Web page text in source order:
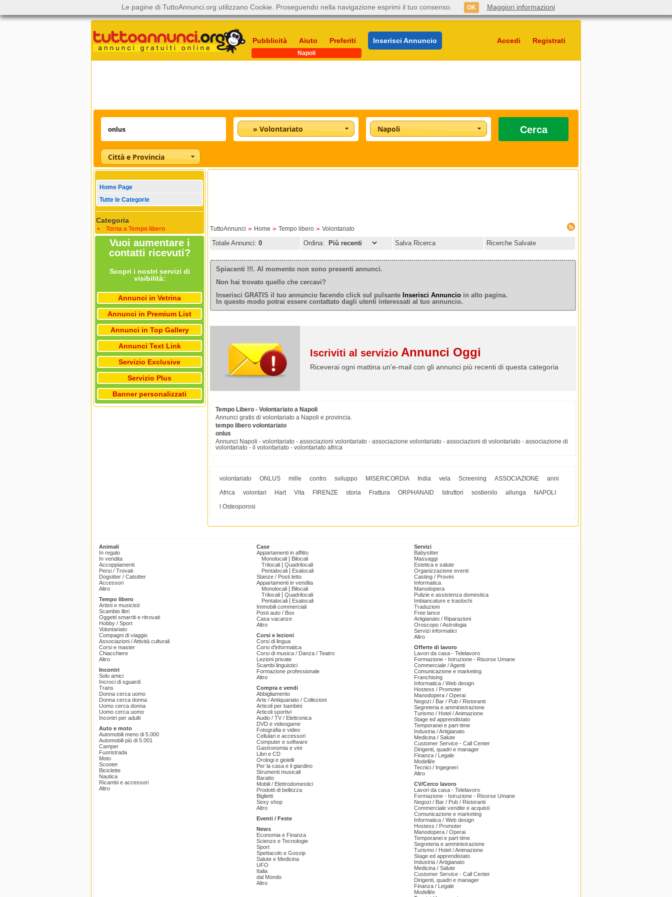
Pubblicità Aiuto Preferiti Inserisci Annuncio Accedi Registrati
Napoli
» Volontariato Napoli Cerca
Città e Provincia
Home Page
Tutte le Categorie
Categoria
Torna a Tempo libero
Vuoi aumentare i
contatti ricevuti?
Scopri i nostri servizi di
visibilità:
Annunci in Vetrina
Annunci in Premium List
Annunci in Top Gallery
Annunci Text Link
Servizio Exclusive
Servizio Plus
Banner personalizzati
TuttoAnnunci » Home » Tempo libero » Volontariato
Totale Annunci: 0 Ordina: Salva Ricerca Ricerche Salvate
Spiacenti !!!. Al momento non sono presenti annunci.
Non hai trovato quello che cercavi?
Inserisci GRATIS il tuo annuncio facendo click sul pulsante Inserisci Annuncio in alto pagina.
In questo modo potrai essere contattato dagli utenti interessati al tuo annuncio.
Iscriviti al servizio Annunci Oggi
Riceverai ogni mattina un'e-mail con gli annunci più recenti di questa categoria
Tempo Libero - Volontariato a Napoli
Annunci gratis di volontariato a Napoli e provincia.
tempo libero volontariato
onlus
Annunci Napoli - volontariato - associazioni volontariato - associazione volontariato - associazioni di volontariato - associazione di
volontariato - il volontariato - volontariato africa
volontariato ONLUS mille contro sviluppo MISERICORDIA India vela Screening ASSOCIAZIONE
anni
Africa
volontari Hart Vita FIRENZE storia Frattura ORPHANAID Istruttori sostienilo allunga
NAPOLI
l Osteoporosi
Animali
In regalo
In vendita
Accoppiamenti
Persi / Trovati
Dogsitter / Catsitter
Accessori
Altro
Tempo libero
Artisti e musicisti
Scambio libri
Oggetti smarriti e ritrovati
Hobby / Sport
Volontariato
Compagni di viaggio
Associazioni / Attività culturali
Corsi e master
Chiacchiere
Altro
Incontri
Solo amici
Incroci di sguardi
Trans
Donna cerca uomo
Donna cerca donna
Uomo cerca donna
Uomo cerca uomo
Incontri per adulti
Auto e moto
Automobili meno di 5.000
Automobili più di 5.001
Camper
Fuoristrada
Moto
Scooter
Biciclette
Nautica
Ricambi e accessori
Altro
Case
Appartamenti in affitto
Monolocali
Bilocali
Trilocali
Quadrilocali
Pentalocali
Esalocali
Stanze / Posti letto
Appartamenti in vendita
Monolocali
Bilocali
Trilocali
Quadrilocali
Pentalocali
Esalocali
Immobili commerciali
Posti auto / Box
Casa vacanze
Altro
Corsi e lezioni
Corsi di lingua
Corsi d'informatica
Corsi di musica / Danza / Teatro
Lezioni private
Scambi linguistici
Formazione professionale
Altro
Compra e vendi
Abbigliamento
Arte / Antiquariato / Collezioni
Articoli per bambini
Articoli sportivi
Audio / TV / Elettronica
DVD e videogame
Fotografia e video
Cellulari e accessori
Computer e software
Gastronomia e vini
Libri e CD
Orologi e gioielli
Per la casa e il giardino
Strumenti musicali
Baratto
Mobili / Elettrodomestici
Prodotti di bellezza
Biglietti
Sexy shop
Altro
Eventi / Feste
News
Economia e Finanza
Scienze e Tecnologie
Sport
Spettacolo e Gossip
Salute e Medicina
UFO
Italia
dal Mondo
Altro
Servizi
Babysitter
Massaggi
Estetica e salute
Organizzazione eventi
Casting / Provini
Informatica
Manodopera
Pulizie e assistenza domestica
Imbiancature e traslochi
Traduzioni
Free lance
Artigianato / Riparazioni
Oroscopo / Astrologia
Servizi informatici
Altro
Offerte di lavoro
Lavori da casa - Telelavoro
Formazione - Istruzione - Risorse Umane
Commerciale / Agenti
Comunicazione e marketing
Franchising
Informatica / Web design
Hostess / Promoter
Manodopera / Operai
Negozi / Bar / Pub / Ristoranti
Segreteria e amministrazione
Turismo / Hotel / Animazione
Stage ed apprendistato
Temporanei e part-time
Industria / Artigianato
Medicina / Salute
Customer Service - Call Center
Dirigenti, quadri e manager
Finanza / Legale
Modelli/e
Tecnici / Ingegneri
Altro
CV/Cerco lavoro
Lavori da casa - Telelavoro
Formazione - Istruzione - Risorse Umane
Negozi / Bar / Pub / Ristoranti
Commerciale vendite e acquisti
Comunicazione e marketing
Informatica / Web design
Hostess / Promoter
Manodopera / Operai
Temporanei e part-time
Segreteria e amministrazione
Turismo / Hotel / Animazione
Stage ed apprendistato
Industria / Artigianato
Medicina / Salute
Customer Service - Call Center
Dirigenti, quadri e manager
Finanza / Legale
Modelli/e
Le pagine di TuttoAnnunci.org utilizzano Cookie. Proseguendo nella navigazione esprimi il tuo consenso. OK Maggiori informazioni